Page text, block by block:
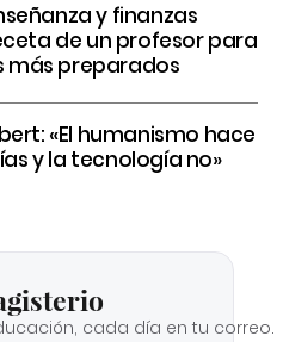
y finanzas
de un profesor para
más preparados
«El humanismo hace
y la tecnología no»
cada día en tu correo.